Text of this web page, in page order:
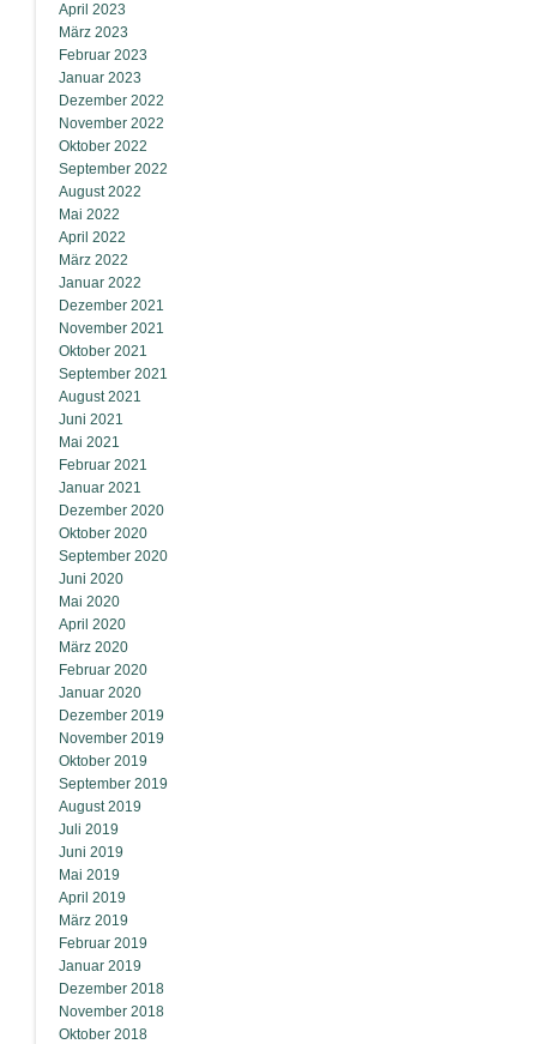
April 2023
März 2023
Februar 2023
Januar 2023
Dezember 2022
November 2022
Oktober 2022
September 2022
August 2022
Mai 2022
April 2022
März 2022
Januar 2022
Dezember 2021
November 2021
Oktober 2021
September 2021
August 2021
Juni 2021
Mai 2021
Februar 2021
Januar 2021
Dezember 2020
Oktober 2020
September 2020
Juni 2020
Mai 2020
April 2020
März 2020
Februar 2020
Januar 2020
Dezember 2019
November 2019
Oktober 2019
September 2019
August 2019
Juli 2019
Juni 2019
Mai 2019
April 2019
März 2019
Februar 2019
Januar 2019
Dezember 2018
November 2018
Oktober 2018